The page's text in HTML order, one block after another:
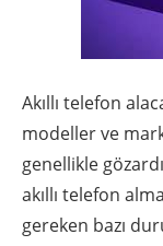
Akıllı telefon
modeller ve
genellikle
akıllı telefon
gereken bazı